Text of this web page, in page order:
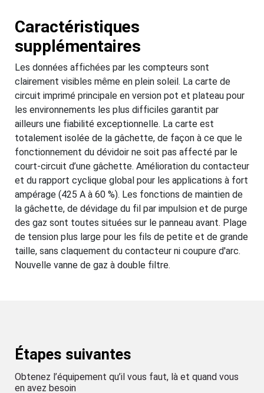
Caractéristiques
supplémentaires
Les données affichées par les compteurs sont
clairement visibles même en plein soleil. La carte de
circuit imprimé principale en version pot et plateau pour
les environnements les plus difficiles garantit par
ailleurs une fiabilité exceptionnelle. La carte est
totalement isolée de la gâchette, de façon à ce que le
fonctionnement du dévidoir ne soit pas affecté par le
court-circuit d’une gâchette. Amélioration du contacteur
et du rapport cyclique global pour les applications à fort
ampérage (425 A à 60 %). Les fonctions de maintien de
la gâchette, de dévidage du fil par impulsion et de purge
des gaz sont toutes situées sur le panneau avant. Plage
de tension plus large pour les fils de petite et de grande
taille, sans claquement du contacteur ni coupure d'arc.
Nouvelle vanne de gaz à double filtre.
Étapes suivantes
Obtenez l’équipement qu’il vous faut, là et quand vous
en avez besoin